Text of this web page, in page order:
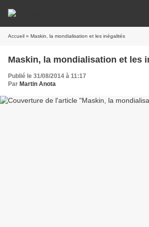
Accueil » Maskin, la mondialisation et les inégalités
Maskin, la mondialisation et les
Publié le 31/08/2014 à 11:17
Par Martin Anota